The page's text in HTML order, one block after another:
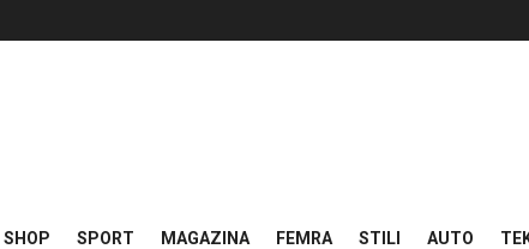
SHOP SPORT MAGAZINA FEMRA STILI AUTO